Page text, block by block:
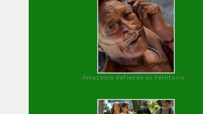
Amazonía defiende su territorio